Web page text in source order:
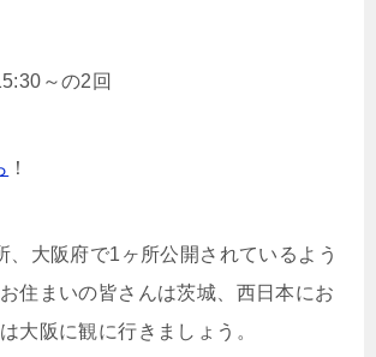
～の2回
！
大阪府で1ヶ所公開されているよう
住まいの皆さんは茨城、西日本にお
大阪に観に行きましょう。